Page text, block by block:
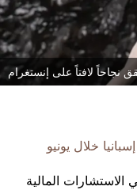
نجاحاً لافتاً على إنستغرام
خلال يونيو
المالية